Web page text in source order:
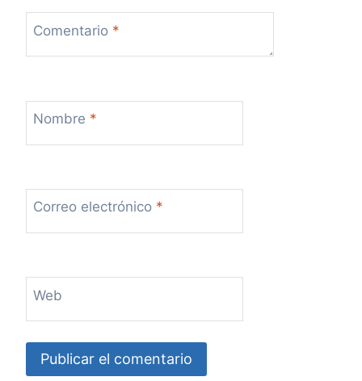
Comentario *
Nombre *
Correo electrónico *
Web